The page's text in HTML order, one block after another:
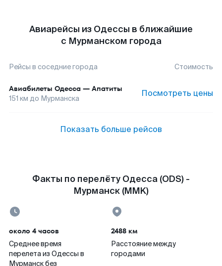
Авиарейсы из Одессы в ближайшие
с Мурманском города
Рейсы в соседние города Стоимость
Авиабилеты Одесса — Апатиты
151 км до Мурманска Посмотреть цены
Показать больше рейсов
Факты по перелёту Одесса (ODS) -
Мурманск (MMK)
около 4 часов
Среднее время
перелета из Одессы в
Мурманск без
2488 км
Расстояние между
городами